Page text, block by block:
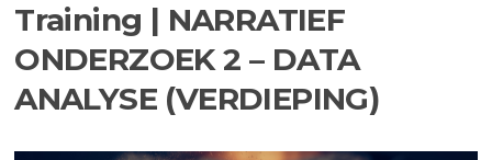
Training | NARRATIEF
ONDERZOEK 2 – DATA
ANALYSE (VERDIEPING)